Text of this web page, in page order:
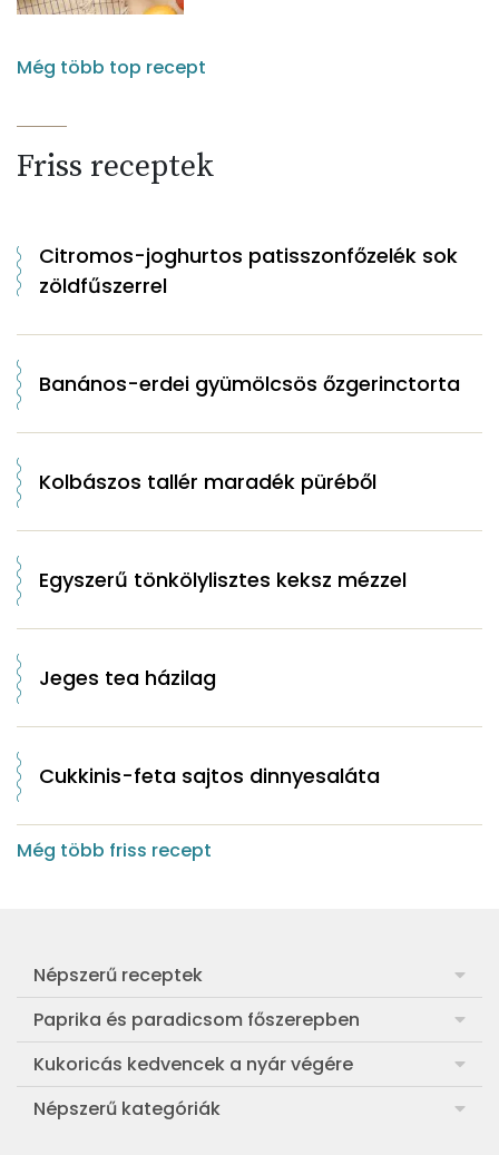
Még több top recept
Friss receptek
Citromos-joghurtos patisszonfőzelék sok
zöldfűszerrel
Banános-erdei gyümölcsös őzgerinctorta
Kolbászos tallér maradék püréből
Egyszerű tönkölylisztes keksz mézzel
Jeges tea házilag
Cukkinis-feta sajtos dinnyesaláta
Még több friss recept
Népszerű receptek
Frankfurti leves
Egyszerű muffin
Aranygaluska
Paprika és paradicsom főszerepben
Pan con Tomate
Paradicsom és paprika eltevése télre
Kukoricás kedvencek a nyár végére
Legfinomabb főtt kukorica
Népszerű kategóriák